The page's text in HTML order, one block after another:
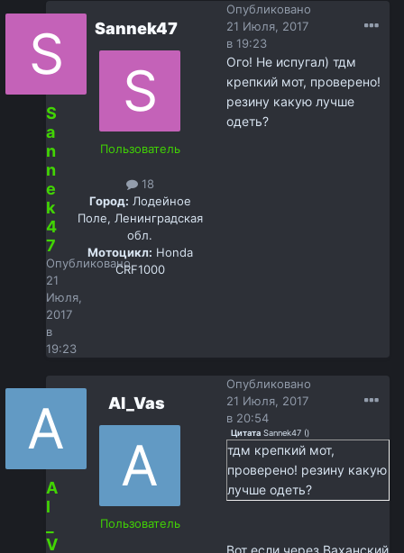
S
a
n
n
e
k
4
7
Опубликовано
21
Июля,
2017
в
19:23
Sannek47
Пользователь
18
Город: Лодейное
Поле, Ленинградская
обл.
Мотоцикл: Honda
CRF1000
Опубликовано
21 Июля, 2017
в 19:23
Ого! Не испугал) тдм
крепкий мот, проверено!
резину какую лучше
одеть?
A
l
V
Al_Vas
Пользователь
Опубликовано
21 Июля, 2017
в 20:54
Цитата Sannek47 ()
тдм крепкий мот,
проверено! резину какую
лучше одеть?
Вот если через Ваханский